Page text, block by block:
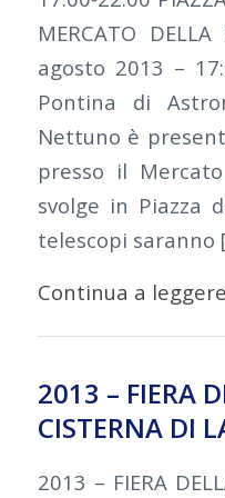
MERCATO
agosto 2013 –
Pontina di
Nettuno è
presso il
svolge in Piazza
telescopi saranno
Continua a leggere
2013 – FIERA
CISTERNA DI
2013 – FIERA